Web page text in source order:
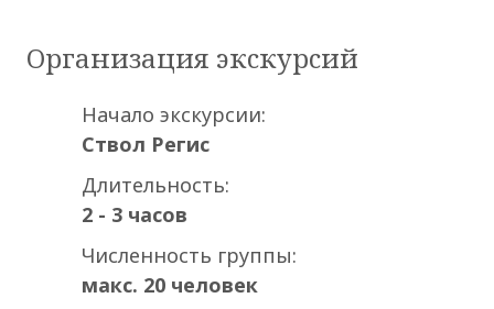
Организация экскурсий
Начало экскурсии:
Ствол Регис
Длительность:
2 - 3 часов
Численность группы:
макс. 20 человек